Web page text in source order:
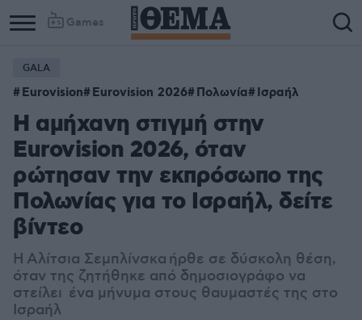
Games
GALA
Eurovision Eurovision 2026 Πολωνία Ισραήλ
Η αμήχανη στιγμή στην
Eurovision 2026, όταν
ρώτησαν την εκπρόσωπο της
Πολωνίας για το Ισραήλ, δείτε
βίντεο
Η Αλίτσια Σεμπλίνσκα ήρθε σε δύσκολη θέση,
όταν της ζητήθηκε από δημοσιογράφο να
στείλει ένα μήνυμα στους θαυμαστές της στο
Ισραήλ